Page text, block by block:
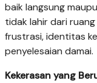
baik langsung
tidak lahir dari
frustrasi, identitas
penyelesaian damai.
Kekerasan yang